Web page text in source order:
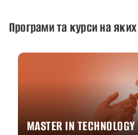
Програми та курси на
MASTER IN